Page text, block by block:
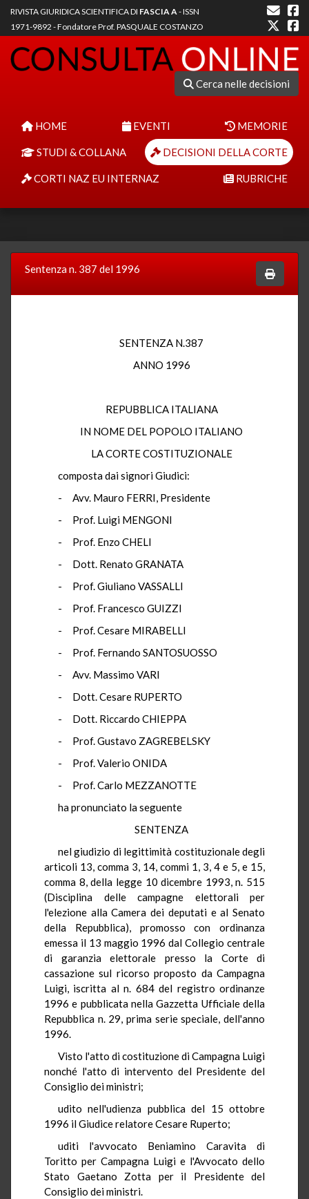
RIVISTA GIURIDICA SCIENTIFICA DI FASCIA A- ISSN
1971-9892 - Fondatore Prof. PASQUALE COSTANZO
Cerca nelle decisioni
HOME EVENTI MEMORIE
STUDI & COLLANA DECISIONI DELLA CORTE
CORTI NAZ EU INTERNAZ RUBRICHE
Sentenza n. 387 del 1996
SENTENZA N.387
ANNO 1996
REPUBBLICA ITALIANA
IN NOME DEL POPOLO ITALIANO
LA CORTE COSTITUZIONALE
composta dai signori Giudici:
- Avv. Mauro FERRI, Presidente
- Prof. Luigi MENGONI
- Prof. Enzo CHELI
- Dott. Renato GRANATA
- Prof. Giuliano VASSALLI
- Prof. Francesco GUIZZI
- Prof. Cesare MIRABELLI
- Prof. Fernando SANTOSUOSSO
- Avv. Massimo VARI
- Dott. Cesare RUPERTO
- Dott. Riccardo CHIEPPA
- Prof. Gustavo ZAGREBELSKY
- Prof. Valerio ONIDA
- Prof. Carlo MEZZANOTTE
ha pronunciato la seguente
SENTENZA
nel giudizio di legittimità costituzionale degli
articoli 13, comma 3, 14, commi 1, 3, 4 e 5, e 15,
comma 8, della legge 10 dicembre 1993, n. 515
(Disciplina delle campagne elettorali per
l'elezione alla Camera dei deputati e al Senato
della Repubblica), promosso con ordinanza
emessa il 13 maggio 1996 dal Collegio centrale
di garanzia elettorale presso la Corte di
cassazione sul ricorso proposto da Campagna
Luigi, iscritta al n. 684 del registro ordinanze
1996 e pubblicata nella Gazzetta Ufficiale della
Repubblica n. 29, prima serie speciale, dell'anno
1996.
Visto l'atto di costituzione di Campagna Luigi
nonché l'atto di intervento del Presidente del
Consiglio dei ministri;
udito nell'udienza pubblica del 15 ottobre
1996 il Giudice relatore Cesare Ruperto;
uditi l'avvocato Beniamino Caravita di
Toritto per Campagna Luigi e l'Avvocato dello
Stato Gaetano Zotta per il Presidente del
Consiglio dei ministri.